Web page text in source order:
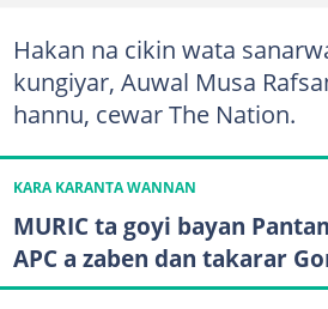
Hakan na cikin wata
kungiyar, Auwal Musa
hannu, cewar The Nation.
KARA KARANTA WANNAN
MURIC ta goyi bayan
APC a zaben dan takarar